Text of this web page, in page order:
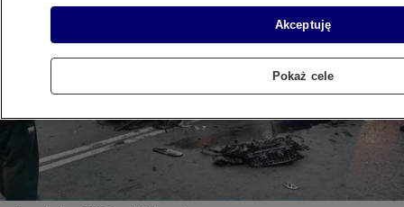
Akceptuję
Pokaż cele